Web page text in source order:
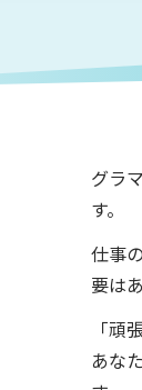
グラ
す。
仕事
要は
「頑
あな